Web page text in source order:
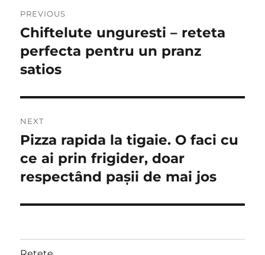
navigation
PREVIOUS
Previous
post:
Chiftelute unguresti – reteta
perfecta pentru un pranz
satios
NEXT
Next
post:
Pizza rapida la tigaie. O faci cu
ce ai prin frigider, doar
respectând pașii de mai jos